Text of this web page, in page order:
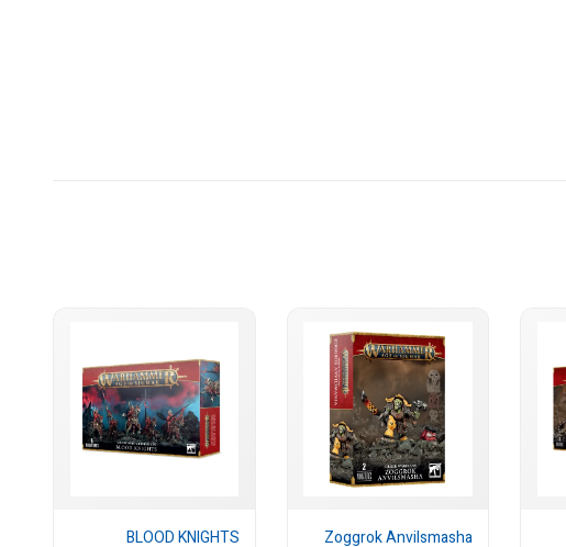
Zoggrok Anvilsmasha
BLOOD KNIGHTS